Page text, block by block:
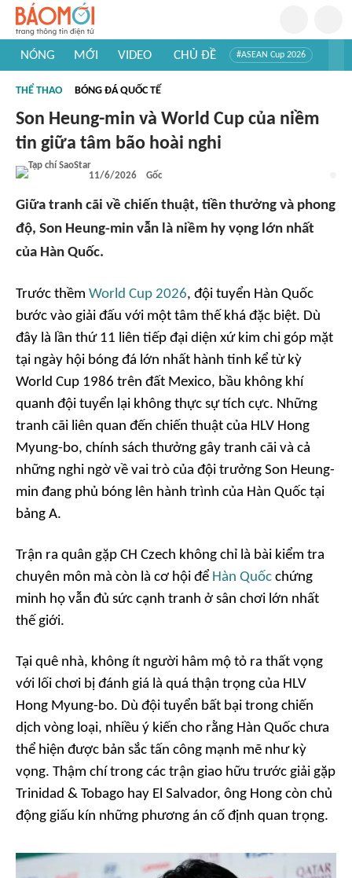
NÓNG MỚI VIDEO CHỦ ĐỀ #ASEAN Cup 2026
#Khám phá thế giới
THỂ THAO BÓNG ĐÁ QUỐC TẾ
Son Heung-min và World Cup của niềm
tin giữa tâm bão hoài nghi
11/6/2026 Gốc
Giữa tranh cãi về chiến thuật, tiền thưởng và phong
độ, Son Heung-min vẫn là niềm hy vọng lớn nhất
của Hàn Quốc.
Trước thềm World Cup 2026, đội tuyển Hàn Quốc
bước vào giải đấu với một tâm thế khá đặc biệt. Dù
đây là lần thứ 11 liên tiếp đại diện xứ kim chi góp mặt
tại ngày hội bóng đá lớn nhất hành tinh kể từ kỳ
World Cup 1986 trên đất Mexico, bầu không khí
quanh đội tuyển lại không thực sự tích cực. Những
tranh cãi liên quan đến chiến thuật của HLV Hong
Myung-bo, chính sách thưởng gây tranh cãi và cả
những nghi ngờ về vai trò của đội trưởng Son Heung-
min đang phủ bóng lên hành trình của Hàn Quốc tại
bảng A.
Trận ra quân gặp CH Czech không chỉ là bài kiểm tra
chuyên môn mà còn là cơ hội để Hàn Quốc chứng
minh họ vẫn đủ sức cạnh tranh ở sân chơi lớn nhất
thế giới.
Tại quê nhà, không ít người hâm mộ tỏ ra thất vọng
với lối chơi bị đánh giá là quá thận trọng của HLV
Hong Myung-bo. Dù đội tuyển bất bại trong chiến
dịch vòng loại, nhiều ý kiến cho rằng Hàn Quốc chưa
thể hiện được bản sắc tấn công mạnh mẽ như kỳ
vọng. Thậm chí trong các trận giao hữu trước giải gặp
Trinidad & Tobago hay El Salvador, ông Hong còn chủ
động giấu kín những phương án cố định quan trọng.